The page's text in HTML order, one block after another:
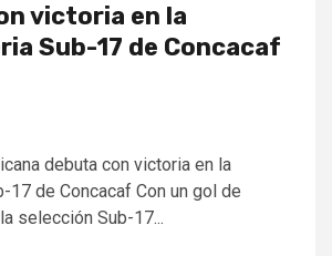
victoria en la
Sub-17 de Concacaf
debuta con victoria en la
17 de Concacaf Con un gol de
selección Sub-17...